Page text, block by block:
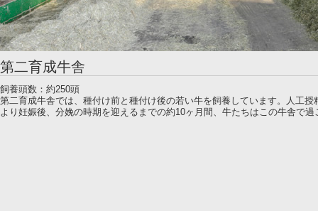
第二育成牛舎
飼養頭数：約250頭
第二育成牛舎では、種付け前と種付け後の若い牛を飼養しています。人工授
より妊娠後、分娩の時期を迎えるまでの約10ヶ月間、牛たちはこの牛舎で過